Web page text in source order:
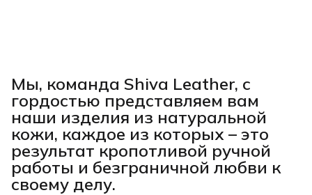
Мы, команда Shiva Leather, с
гордостью представляем вам
наши изделия из натуральной
кожи, каждое из которых – это
результат кропотливой ручной
работы и безграничной любви к
своему делу.